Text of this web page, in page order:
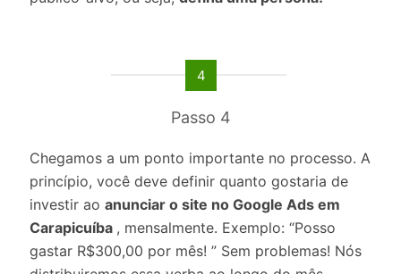
4
Passo 4
Chegamos a um ponto importante no processo. A
princípio, você deve definir quanto gostaria de
investir ao anunciar o site no Google Ads em
Carapicuíba , mensalmente. Exemplo: “Posso
gastar R$300,00 por mês! ” Sem problemas! Nós